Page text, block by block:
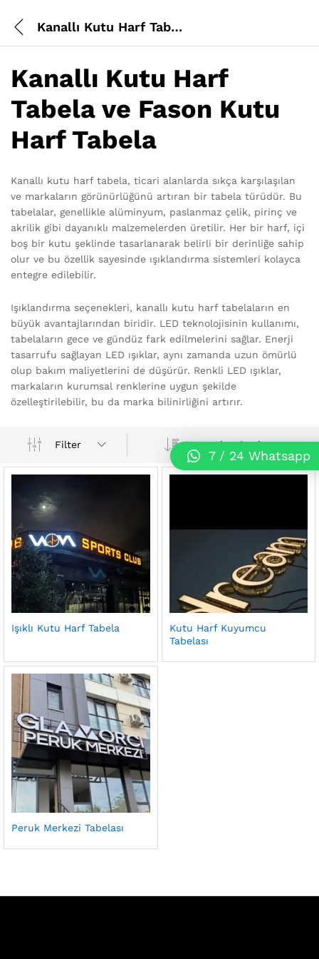
Kanallı Kutu Harf Tabela
Kanallı Kutu Harf
Tabela ve Fason Kutu
Harf Tabela
Kanallı kutu harf tabela, ticari alanlarda sıkça karşılaşılan
ve markaların görünürlüğünü artıran bir tabela türüdür. Bu
tabelalar, genellikle alüminyum, paslanmaz çelik, pirinç ve
akrilik gibi dayanıklı malzemelerden üretilir. Her bir harf, içi
boş bir kutu şeklinde tasarlanarak belirli bir derinliğe sahip
olur ve bu özellik sayesinde ışıklandırma sistemleri kolayca
entegre edilebilir.
Işıklandırma seçenekleri, kanallı kutu harf tabelaların en
büyük avantajlarından biridir. LED teknolojisinin kullanımı,
tabelaların gece ve gündüz fark edilmelerini sağlar. Enerji
tasarrufu sağlayan LED ışıklar, aynı zamanda uzun ömürlü
olup bakım maliyetlerini de düşürür. Renkli LED ışıklar,
markaların kurumsal renklerine uygun şekilde
özelleştirilebilir, bu da marka bilinirliğini artırır.
Filter Varsayılan Sıralama
Işıklı Kutu Harf Tabela
Kutu Harf Kuyumcu
Tabelası
Peruk Merkezi Tabelası
7 / 24 Whatsapp